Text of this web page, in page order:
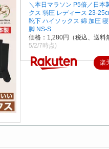
＼本日マラソン P5倍／日本
クス 弱圧 レディース 23-
靴下 ハイソックス 綿 加圧
脚 NS-S
価格：1,280円（税込、送料
5/2/7時点)
楽